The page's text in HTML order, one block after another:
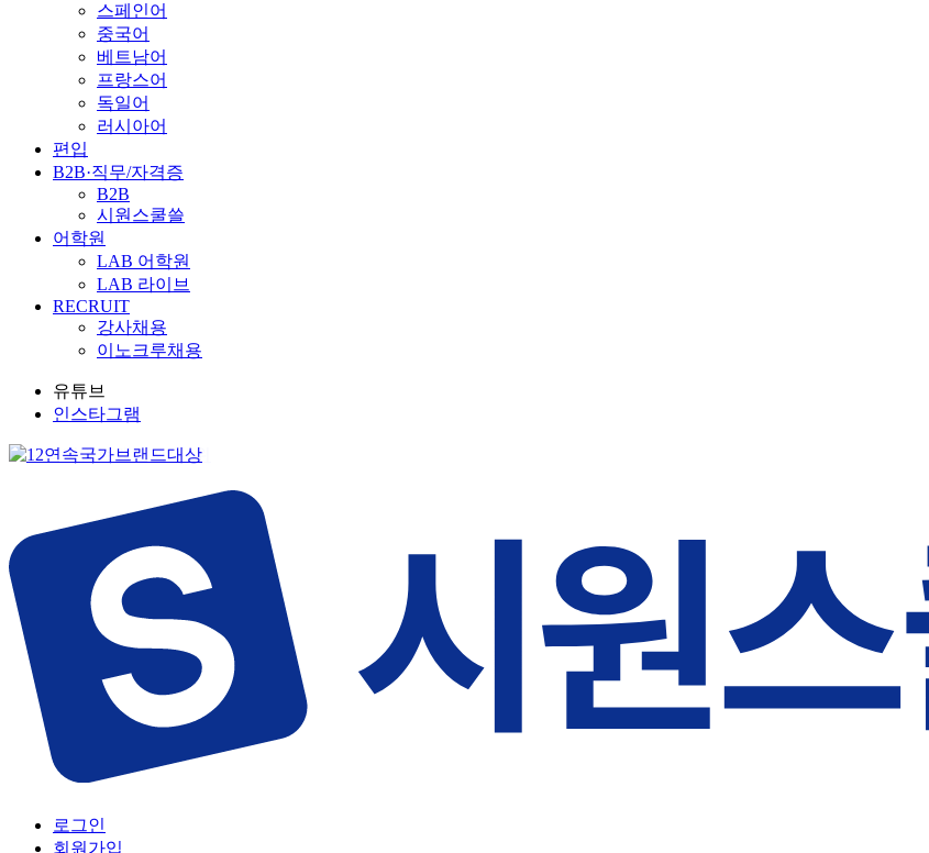
스페인어
중국어
베트남어
프랑스어
독일어
러시아어
편입
B2B·직무/자격증
B2B
시원스쿨쓸
어학원
LAB 어학원
LAB 라이브
RECRUIT
강사채용
이노크루채용
유튜브
인스타그램
로그인
회원가입